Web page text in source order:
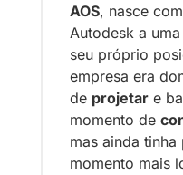
AOS, nasce
Autodesk a
seu próprio
empresa era
de projetar e
momento de
mas ainda
momento mais